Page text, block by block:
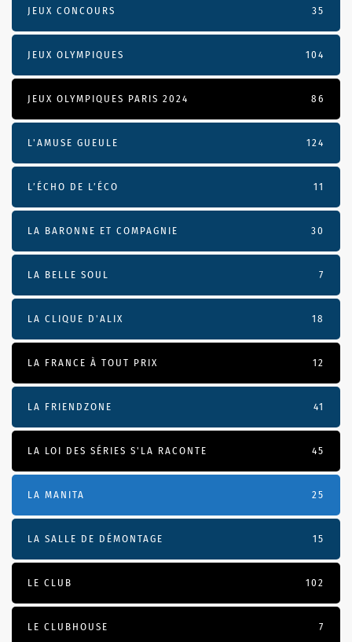
JEUX CONCOURS 35
JEUX OLYMPIQUES 104
JEUX OLYMPIQUES PARIS 2024 86
L'AMUSE GUEULE 124
L’ÉCHO DE L’ÉCO 11
LA BARONNE ET COMPAGNIE 30
LA BELLE SOUL 7
LA CLIQUE D'ALIX 18
LA FRANCE À TOUT PRIX 12
LA FRIENDZONE 41
LA LOI DES SÉRIES S'LA RACONTE 45
LA MANITA 25
LA SALLE DE DÉMONTAGE 15
LE CLUB 102
LE CLUBHOUSE 7